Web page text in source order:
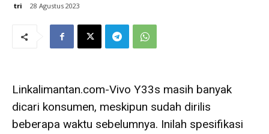
tri 28 Agustus 2023
Linkalimantan.com-Vivo Y33s masih banyak
dicari konsumen, meskipun sudah dirilis
beberapa waktu sebelumnya. Inilah spesifikasi